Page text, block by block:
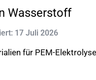
Wasserstoff
17 Juli 2026
für PEM-